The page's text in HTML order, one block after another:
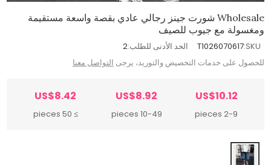
Wholesale شورت جينز رجالي عادي بقصة واسعة مستقيمة
ومغسولة مع جيوب للصيف
SKU:
T1026070617 الحد الأدنى للطلب:2
للحصول على خدمات التخصيص والتوريد، يرجى التواصل معنا
US$10.12
2-9 pieces
US$8.92
10-49 pieces
US$8.42
≥ 50 pieces